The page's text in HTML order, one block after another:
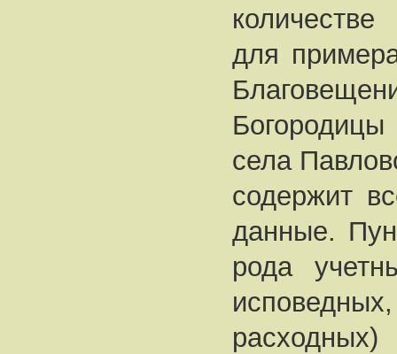
для
Богородицы
села
содержит
данные.
рода